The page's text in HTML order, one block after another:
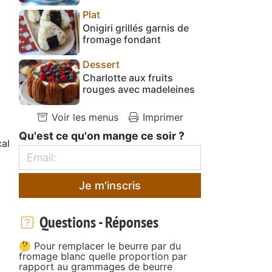
Plat
Onigiri grillés garnis de
fromage fondant
Dessert
Charlotte aux fruits
rouges avec madeleines
Voir les menus Imprimer
Qu'est ce qu'on mange ce soir ?
Je m'inscris
Questions - Réponses
🤔 Pour remplacer le beurre par du
fromage blanc quelle proportion par
rapport au grammages de beurre